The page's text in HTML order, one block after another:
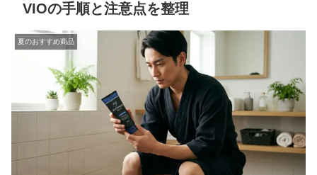
VIOの手順と注意点を整理
夏のおすすめ商品